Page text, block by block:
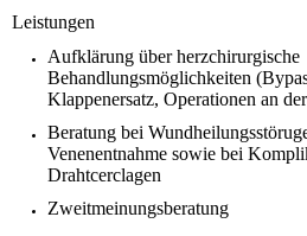
Leistungen
Aufklärung über herzchirurgische
Behandlungsmöglichkeiten
Klappenersatz, Operationen an
Beratung bei
Venenentnahme sowie bei
Drahtcerclagen
Zweitmeinungsberatung